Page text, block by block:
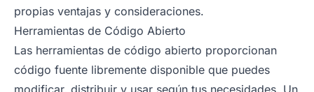
propias ventajas y consideraciones.
Herramientas de Código Abierto
Las herramientas de código abierto proporcionan
código fuente libremente disponible que puedes